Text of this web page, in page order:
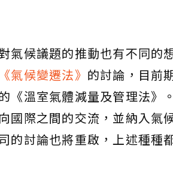
氣候議題的推動也有不同的
《氣候變遷法》 的討論，目前
《溫室氣體減量及管理法》
國際之間的交流，並納入氣
的討論也將重啟，上述種種